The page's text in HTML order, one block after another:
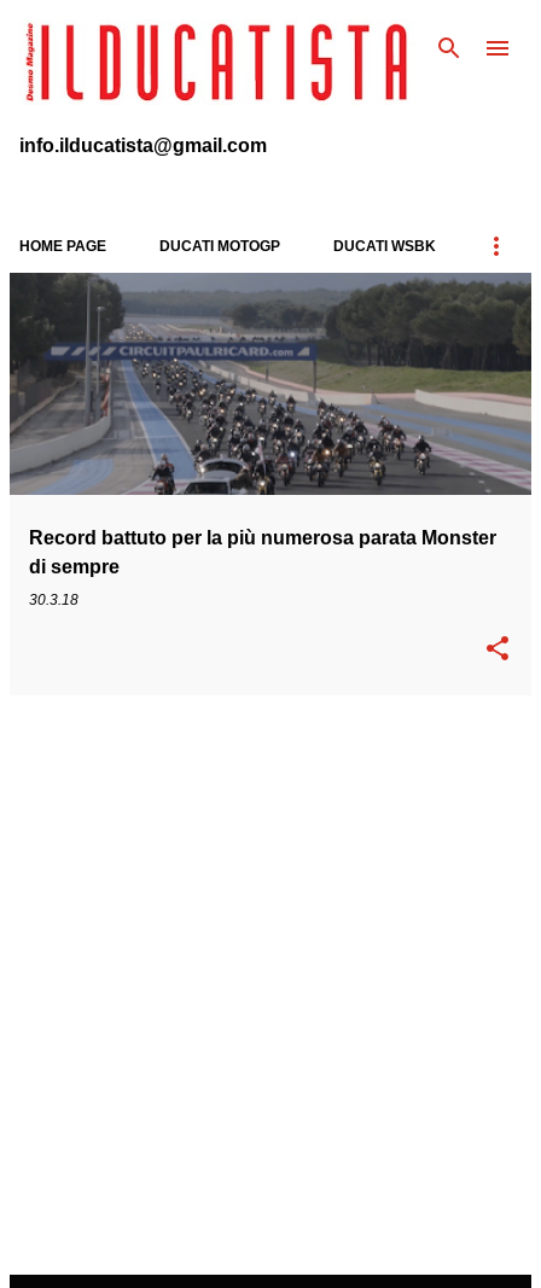
Passa ai contenuti principali
info.ilducatista@gmail.com
HOME PAGE DUCATI MOTOGP DUCATI WSBK
s
Record battuto per la più numerosa parata Monster
di sempre
30.3.18